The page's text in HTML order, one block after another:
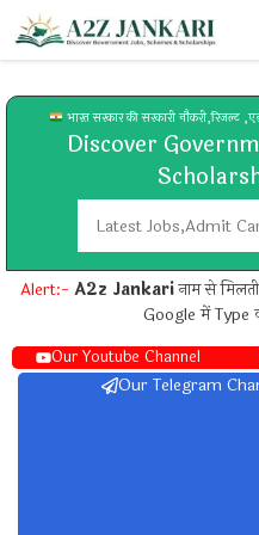
Skip
content
भारत सरकार की सरकारी
Discover
Alert:- A2z Jankariनाम से
Google में Type
Our Youtube Channel
Our Telegram